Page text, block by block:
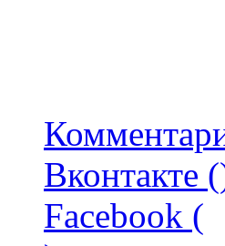
Вконтакте (
Facebook (